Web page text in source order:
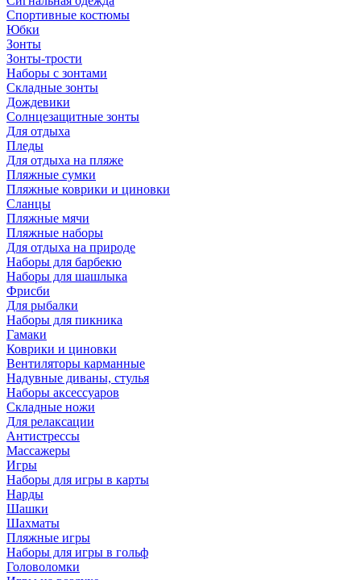
Спортивные костюмы
Юбки
Зонты
Зонты-трости
Наборы с зонтами
Складные зонты
Дождевики
Солнцезащитные зонты
Для отдыха
Пледы
Для отдыха на пляже
Пляжные сумки
Пляжные коврики и циновки
Сланцы
Пляжные мячи
Пляжные наборы
Для отдыха на природе
Наборы для барбекю
Наборы для шашлыка
Фрисби
Для рыбалки
Наборы для пикника
Гамаки
Коврики и циновки
Вентиляторы карманные
Надувные диваны, стулья
Наборы аксессуаров
Складные ножи
Для релаксации
Антистрессы
Массажеры
Игры
Наборы для игры в карты
Нарды
Шашки
Шахматы
Пляжные игры
Наборы для игры в гольф
Головоломки